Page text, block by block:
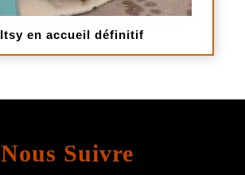
Itsy en accueil définitif
Nous Suivre